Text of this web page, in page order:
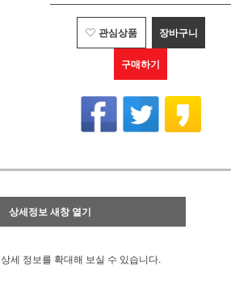
관심상품 장바구니
구매하기
상세정보 새창 열기
상세 정보를 확대해 보실 수 있습니다.